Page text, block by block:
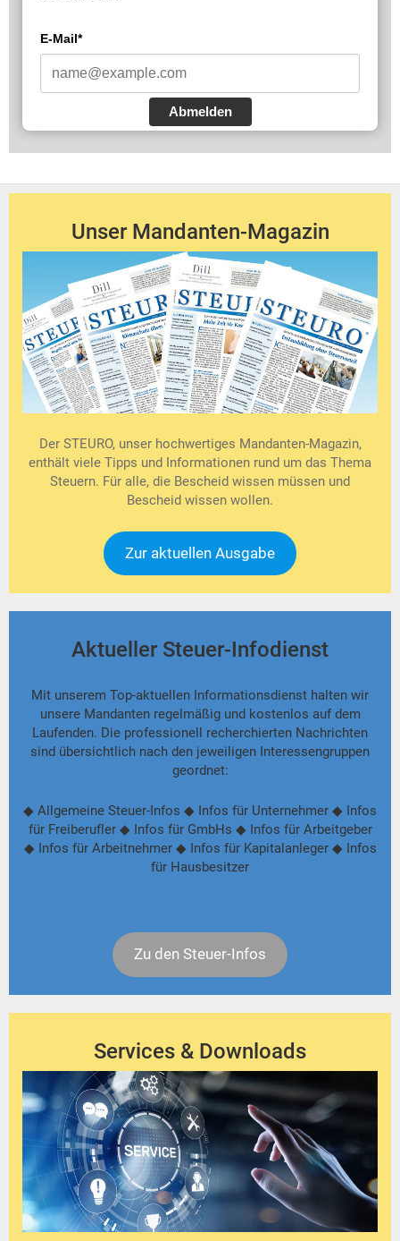
E-Mail*
Abmelden
Unser Mandanten-Magazin
Der STEURO, unser hochwertiges Mandanten-Magazin,
enthält viele Tipps und Informationen rund um das Thema
Steuern. Für alle, die Bescheid wissen müssen und
Bescheid wissen wollen.
Zur aktuellen Ausgabe
Aktueller Steuer-Infodienst
Mit unserem Top-aktuellen Informationsdienst halten wir
unsere Mandanten regelmäßig und kostenlos auf dem
Laufenden. Die professionell recherchierten Nachrichten
sind übersichtlich nach den jeweiligen Interessengruppen
geordnet:
◆ Allgemeine Steuer-Infos ◆ Infos für Unternehmer ◆ Infos
für Freiberufler ◆ Infos für GmbHs ◆ Infos für Arbeitgeber
◆ Infos für Arbeitnehmer ◆ Infos für Kapitalanleger ◆ Infos
für Hausbesitzer
Zu den Steuer-Infos
Services & Downloads